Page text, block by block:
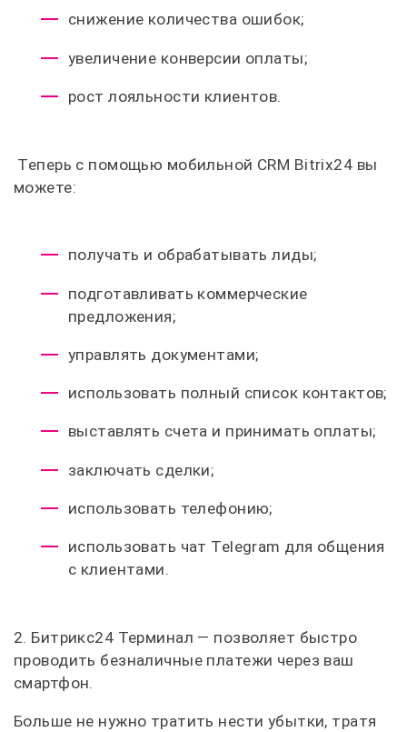
снижение количества ошибок;
увеличение конверсии оплаты;
рост лояльности клиентов.
Теперь с помощью мобильной CRM Bitrix24 вы
можете:
получать и обрабатывать лиды;
подготавливать коммерческие
предложения;
управлять документами;
использовать полный список контактов;
выставлять счета и принимать оплаты;
заключать сделки;
использовать телефонию;
использовать чат Telegram для общения
с клиентами.
2. Битрикс24 Терминал — позволяет быстро
проводить безналичные платежи через ваш
смартфон.
Больше не нужно тратить нести убытки, тратя